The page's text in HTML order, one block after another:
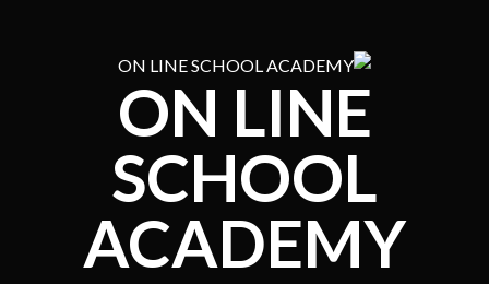
ON LINE
SCHOOL
ACADEMY